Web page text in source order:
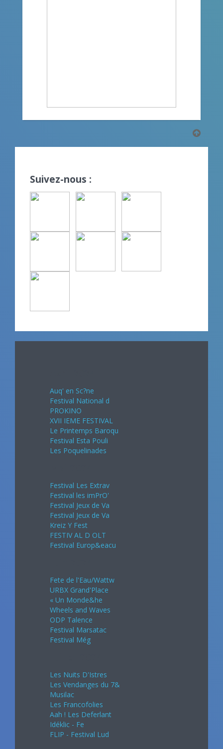
Suivez-nous :
Auq' en Sc?ne
Festival National d
PROKINO
XVII IEME FESTIVAL
Le Printemps Baroqu
Festival Esta Pouli
Les Poquelinades
Festival Les Extrav
Festival les imPrO'
Festival Jeux de Va
Festival Jeux de Va
Kreiz Y Fest
FESTIV AL D OLT
Festival Europ&eacu
Fete de l'Eau/Wattw
URBX Grand'Place
« Un Monde&he
Wheels and Waves
ODP Talence
Festival Marsatac
Festival Még
Les Nuits D'Istres
Les Vendanges du 7&
Musilac
Les Francofolies
Aah ! Les Deferlant
Idéklic - Fe
FLIP - Festival Lud